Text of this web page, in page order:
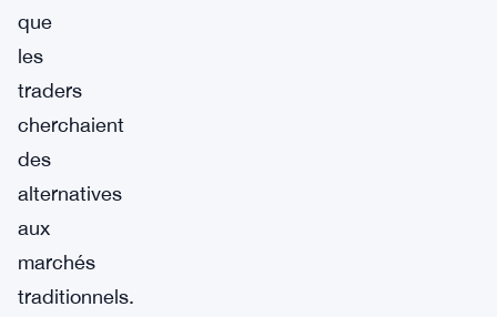
que
les
traders
cherchaient
des
alternatives
aux
marchés
traditionnels.